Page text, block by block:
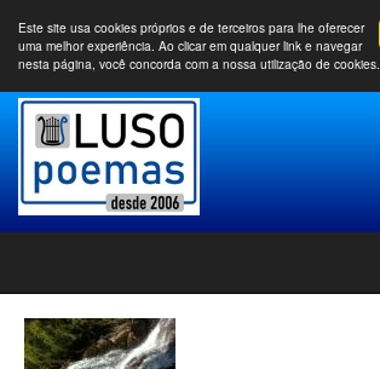
Este site usa cookies próprios e de terceiros para lhe oferecer
uma melhor experiência. Ao clicar em qualquer link e navegar
nesta página, você concorda com a nossa utilização de cookies.